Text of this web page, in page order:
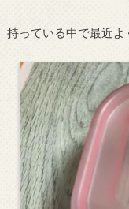
持っている中で最近よ